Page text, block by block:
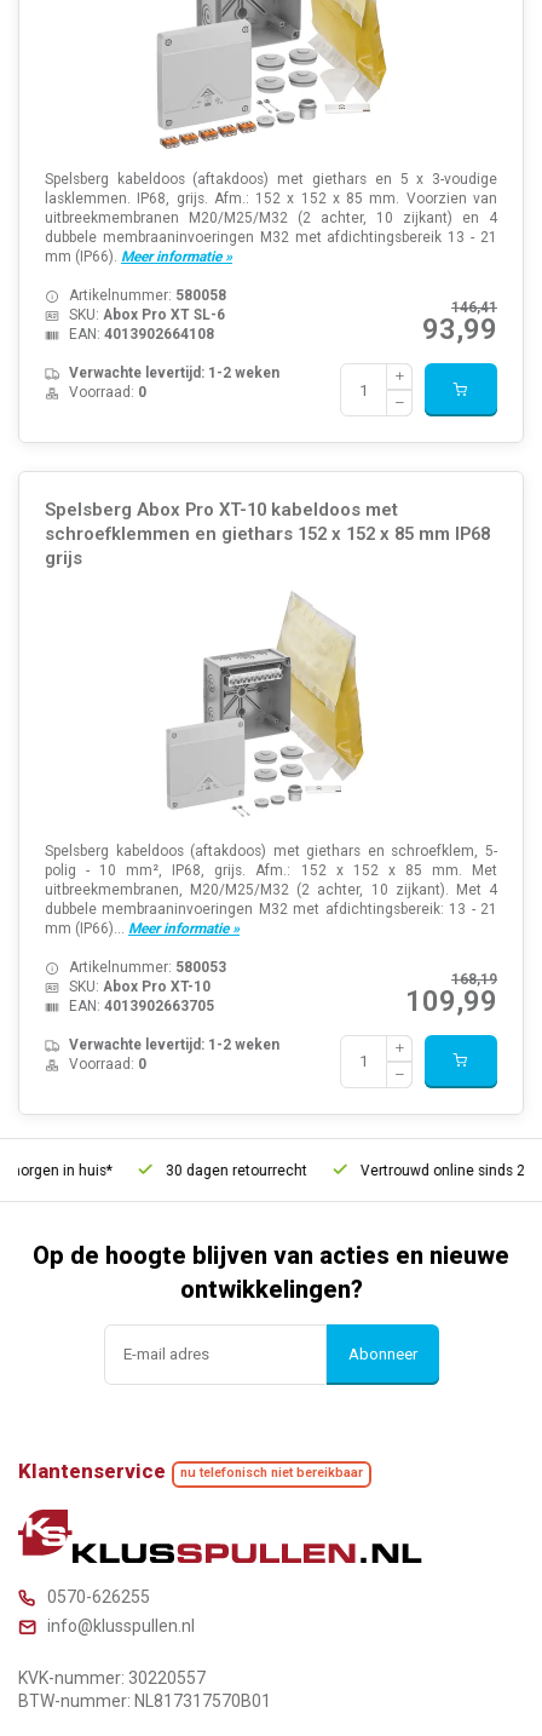
Spelsberg kabeldoos (aftakdoos) met giethars en 5 x 3-voudige
lasklemmen. IP68, grijs. Afm.: 152 x 152 x 85 mm. Voorzien van
uitbreekmembranen M20/M25/M32 (2 achter, 10 zijkant) en 4
dubbele membraaninvoeringen M32 met afdichtingsbereik 13 - 21
mm (IP66). Meer informatie »
146,41
93,99
Artikelnummer: 580058
SKU: Abox Pro XT SL-6
EAN: 4013902664108
Verwachte levertijd: 1-2 weken
Voorraad: 0
Spelsberg Abox Pro XT-10 kabeldoos met
schroefklemmen en giethars 152 x 152 x 85 mm IP68
grijs
Spelsberg kabeldoos (aftakdoos) met giethars en schroefklem, 5-
polig - 10 mm², IP68, grijs. Afm.: 152 x 152 x 85 mm. Met
uitbreekmembranen, M20/M25/M32 (2 achter, 10 zijkant). Met 4
dubbele membraaninvoeringen M32 met afdichtingsbereik: 13 - 21
mm (IP66)... Meer informatie »
168,19
109,99
Artikelnummer: 580053
SKU: Abox Pro XT-10
EAN: 4013902663705
Verwachte levertijd: 1-2 weken
Voorraad: 0
in huis* 30 dagen retourrecht Vertrouwd online sinds 2006
Op de hoogte blijven van acties en nieuwe
ontwikkelingen?
Abonneer
Klantenservice nu telefonisch niet bereikbaar
0570-626255
info@klusspullen.nl
KVK-nummer: 30220557
BTW-nummer: NL817317570B01